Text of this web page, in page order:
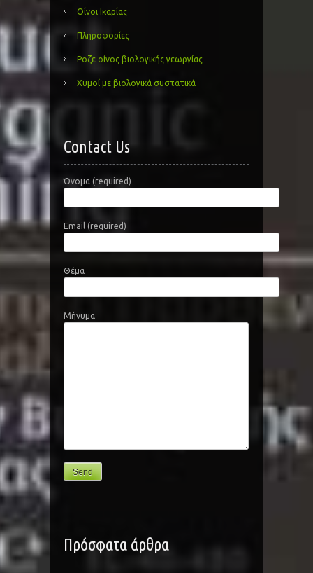
Οίνοι Ικαρίας
Πληροφορίες
Ροζε οίνος βιολογικής γεωργίας
Χυμοί με βιολογικά συστατικά
Contact Us
Όνομα (required)
Email (required)
Θέμα
Μήνυμα
Πρόσφατα άρθρα